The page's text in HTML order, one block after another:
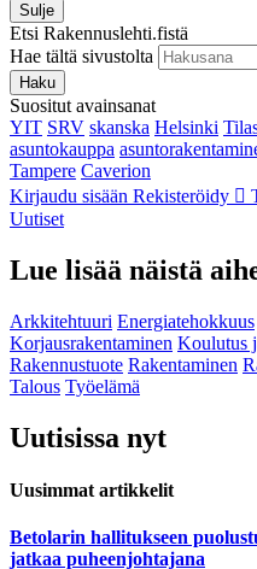
Sulje
Etsi Rakennuslehti.fistä
Hae tältä sivustolta
Haku
Suositut avainsanat
YIT SRV skanska Helsinki
asuntokauppa
Tampere Caverion
Kirjaudu sisään Rekisteröidy
Uutiset
Lue lisää näistä
Arkkitehtuuri Energiatehokkuus
Korjausrakentaminen Koulutus
Rakennustuote Rakentaminen
Talous Työelämä
Uutisissa nyt
Uusimmat artikkelit
Betolarin hallitukseen
jatkaa puheenjohtajana